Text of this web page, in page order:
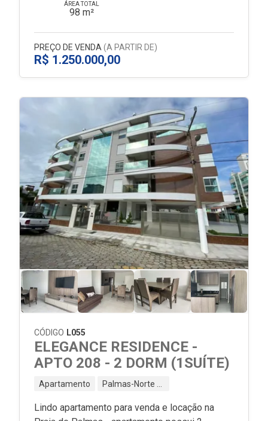
ÁREA TOTAL
98 m²
PREÇO DE VENDA (A PARTIR DE)
R$ 1.250.000,00
CÓDIGO L055
ELEGANCE RESIDENCE -
APTO 208 - 2 DORM (1SUÍTE)
Apartamento
Lindo apartamento para venda e locação na